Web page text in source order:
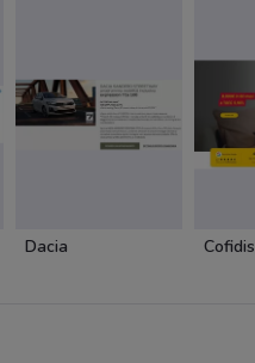
Dacia Cofidis